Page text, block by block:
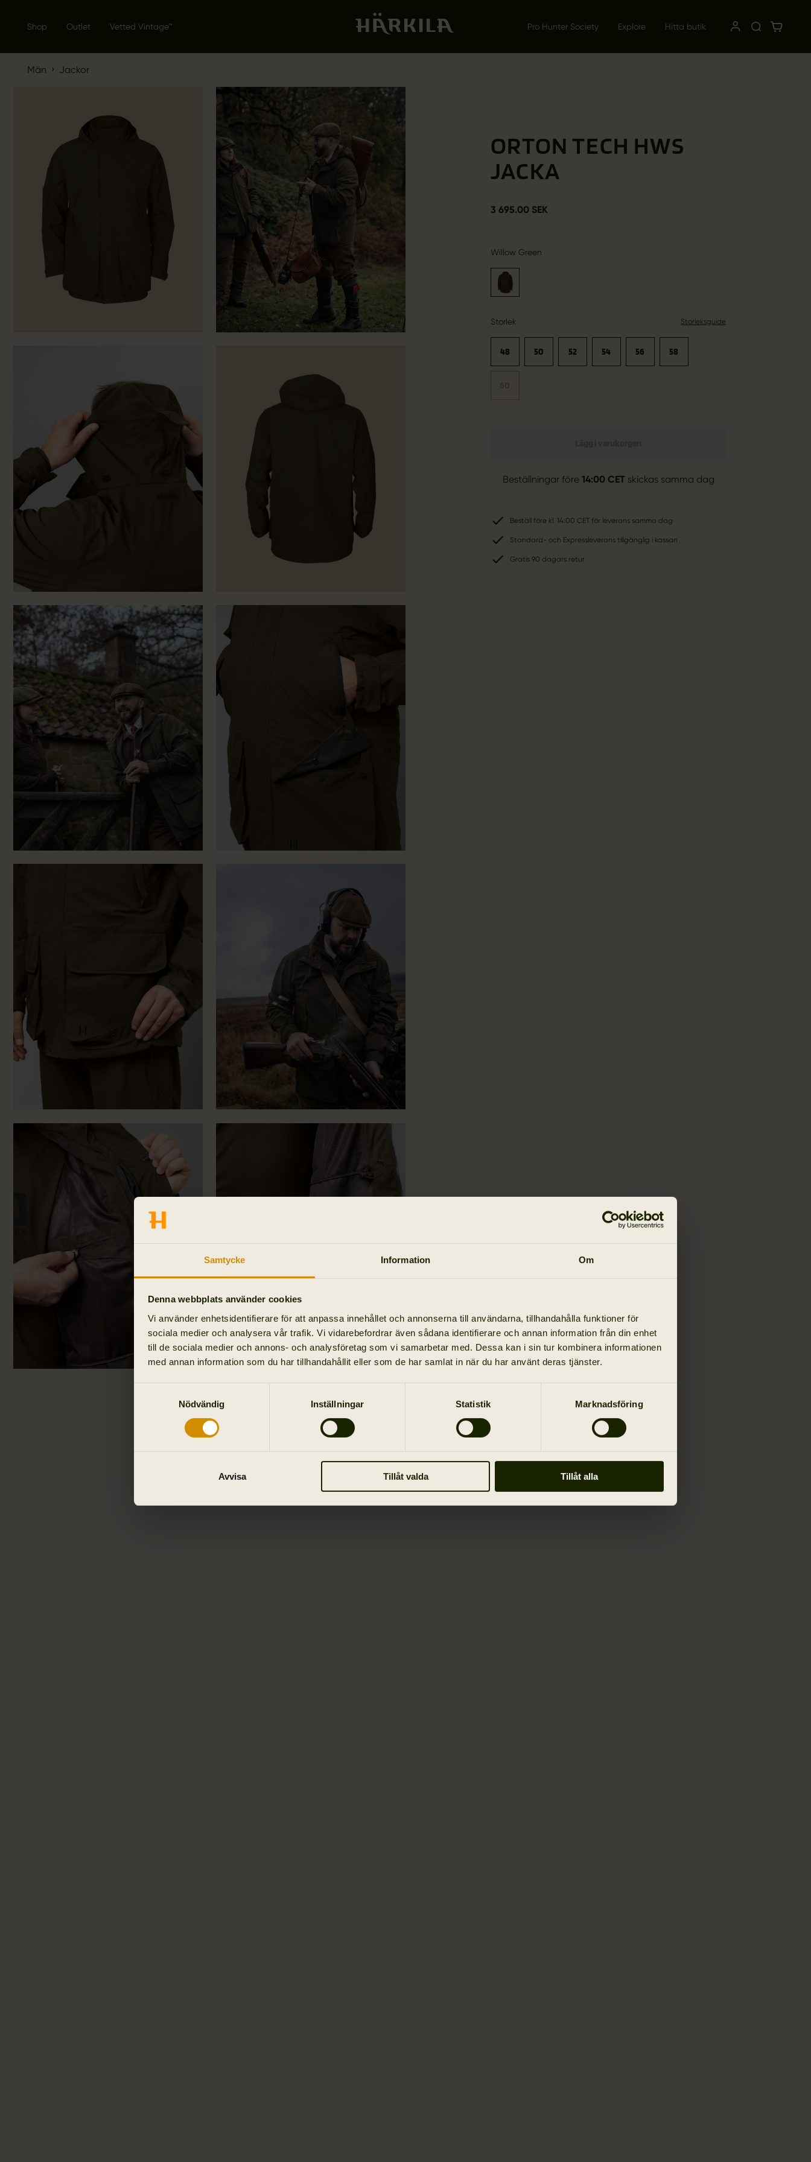
Samtycke Information Om
Denna webbplats använder cookies
Vi använder enhetsidentifierare för att anpassa innehållet och annonserna till användarna, tillhandahålla funktioner för
sociala medier och analysera vår trafik. Vi vidarebefordrar även sådana identifierare och annan information från din enhet
till de sociala medier och annons- och analysföretag som vi samarbetar med. Dessa kan i sin tur kombinera informationen
med annan information som du har tillhandahållit eller som de har samlat in när du har använt deras tjänster.
Nödvändig
Inställningar Statistik Marknadsföring
Avvisa Tillåt valda Tillåt alla
Shop Outlet Vetted Vintage™ Pro Hunter Society Explore Hitta butik
Män › Jackor
ORTON TECH HWS
JACKA
3 695.00 SEK
Willow Green
Storlek Storleksguide
48 50 52 54 56 58
Beställningar före 14:00 CETskickas samma dag
Beställ före kl. 14:00 CET för leverans samma dag
Standard- och Expressleverans tillgänglig i kassan
Gratis 90 dagars retur